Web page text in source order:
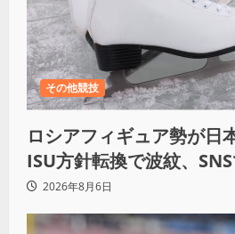
その他競技
ロシアフィギュア勢が日
ISU方針転換で波紋、
2026年8月6日